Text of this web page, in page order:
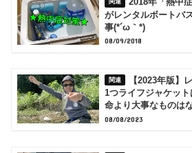
2018年「熱中
がレンタルボートバ
事(*´ω｀*)
08/09/2018
【2023年版】
1つライフジャケット
命より大事なものは
08/08/2023